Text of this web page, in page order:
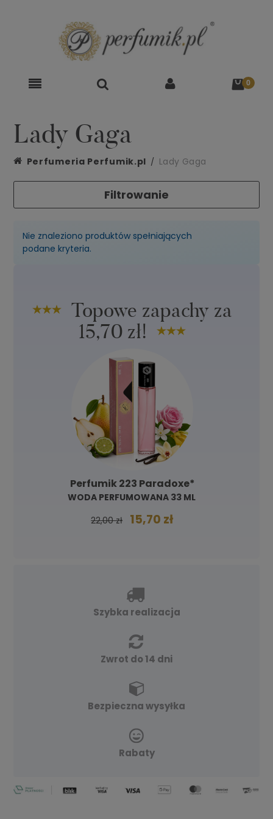
Lady Gaga
Perfumeria Perfumik.pl Lady Gaga
Filtrowanie
Nie znaleziono produktów spełniających
podane kryteria.
Topowe zapachy za
15,70 zł!
Perfumik 223 Paradoxe*
WODA PERFUMOWANA 33 ML
22,00 zł
15,70 zł
Szybka realizacja
Zwrot do 14 dni
Bezpieczna wysyłka
Rabaty